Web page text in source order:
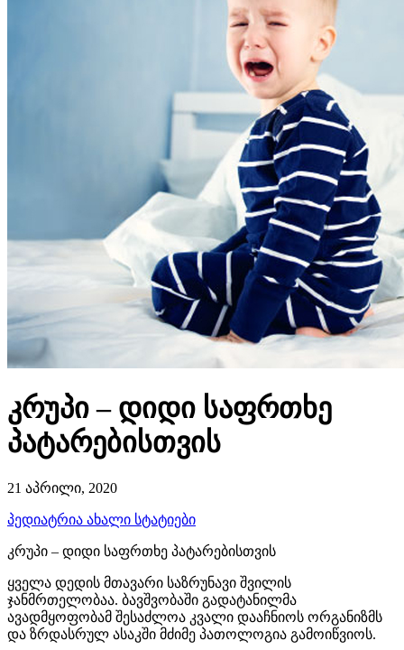
კრუპი – დიდი საფრთხე
პატარებისთვის
21 აპრილი, 2020
პედიატრია ახალი სტატიები
კრუპი – დიდი საფრთხე პატარებისთვის
ყველა დედის მთავარი საზრუნავი შვილის
ჯანმრთელობაა. ბავშვობაში გადატანილმა
ავადმყოფობამ შესაძლოა კვალი დააჩნიოს ორგანიზმს
და ზრდასრულ ასაკში მძიმე პათოლოგია გამოიწვიოს.